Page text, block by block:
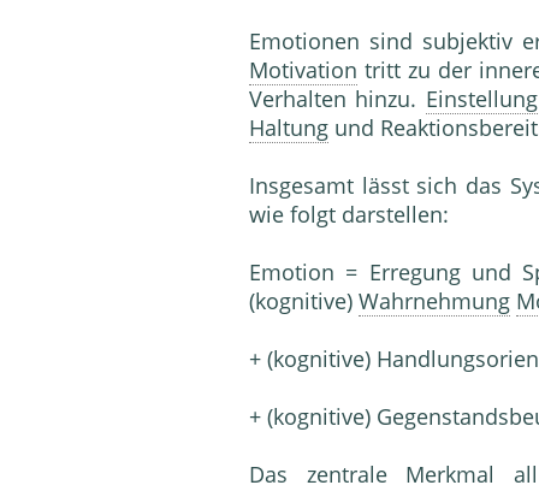
Emotionen sind subjektiv
Motivation tritt zu der
Verhalten hinzu. Einstellung
Haltung und
Insgesamt lässt sich das
wie folgt darstellen:
Emotion = Erregung und
(kognitive) Wahrnehmung
+ (kognitive)
+ (kognitive)
Das zentrale Merkmal